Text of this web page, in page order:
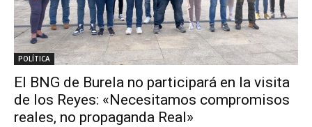
POLÍTICA
El BNG de Burela no participará en la visita
de los Reyes: «Necesitamos compromisos
reales, no propaganda Real»